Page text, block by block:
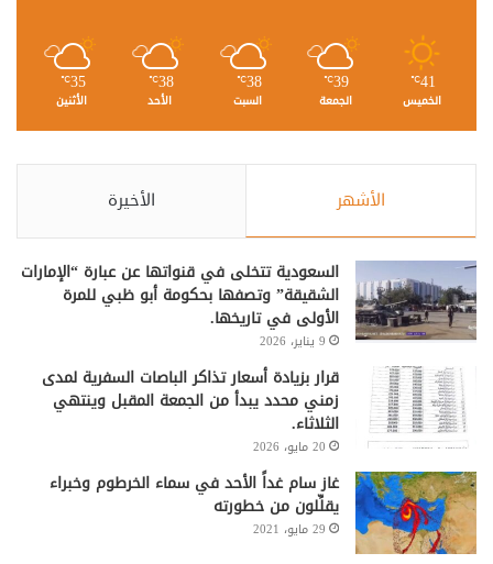
41
℃
الخميس
39
℃
الجمعة
38
℃
السبت
38
℃
الأحد
35
℃
الأثنين
الأشهر الأخيرة
السعودية تتخلى في قنواتها عن عبارة “الإمارات
الشقيقة” وتصفها بحكومة أبو ظبي للمرة
الأولى في تاريخها.
9 يناير، 2026
قرار بزيادة أسعار تذاكر الباصات السفرية لمدى
زمني محدد يبدأ من الجمعة المقبل وينتهي
الثلاثاء.
20 مايو، 2026
غاز سام غداً الأحد في سماء الخرطوم وخبراء
يقلِّلون من خطورته
29 مايو، 2021